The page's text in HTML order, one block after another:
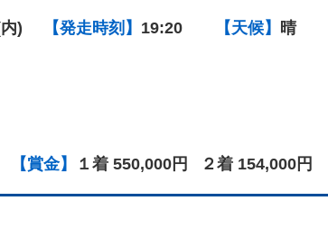
(内) 【発走時刻】 19:20 【天候】 晴
【賞金】
１着 550,000円 ２着 154,000円